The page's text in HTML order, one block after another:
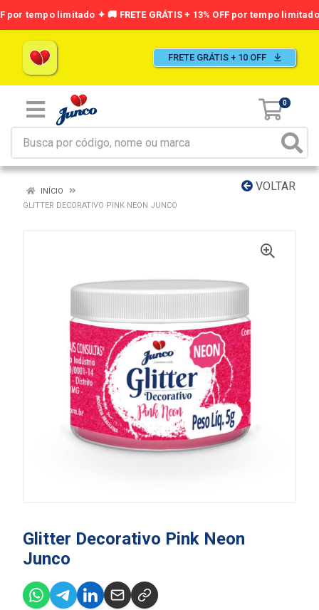
FRETE GRÁTIS + 10 OFF
0
VOLTAR
INÍCIO
GLITTER DECORATIVO PINK NEON JUNCO
Glitter Decorativo Pink Neon
Junco